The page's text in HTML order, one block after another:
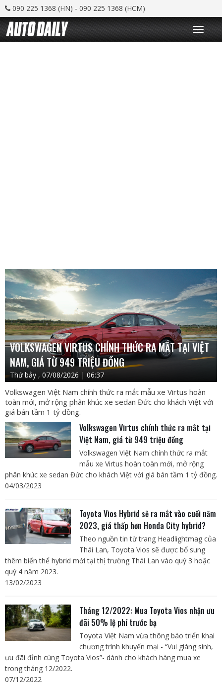
090 225 1368 (HN) - 090 225 1368 (HCM)
T
o
g
VOLKSWAGEN VIRTUS CHÍNH THỨC RA MẮT TẠI VIỆT
NAM, GIÁ TỪ 949 TRIỆU ĐỒNG
Thứ bảy , 07/08/2026 | 06:37
Volkswagen Việt Nam chính thức ra mắt mẫu xe Virtus hoàn
toàn mới, mở rộng phân khúc xe sedan Đức cho khách Việt với
giá bán tầm 1 tỷ đồng.
Volkswagen Virtus chính thức ra mắt tại
Việt Nam, giá từ 949 triệu đồng
Volkswagen Việt Nam chính thức ra mắt
mẫu xe Virtus hoàn toàn mới, mở rộng
phân khúc xe sedan Đức cho khách Việt với giá bán tầm 1 tỷ đồng.
04/03/2023
Toyota Vios Hybrid sẽ ra mắt vào cuối năm
2023, giá thấp hơn Honda City hybrid?
Theo nguồn tin từ trang Headlightmag của
Thái Lan, Toyota Vios sẽ được bổ sung
thêm biến thể hybrid mới tại thị trường Thái Lan vào quý 3 hoặc
quý 4 năm 2023.
13/02/2023
Tháng 12/2022: Mua Toyota Vios nhận ưu
đãi 50% lệ phí trước bạ
Toyota Việt Nam vừa thông báo triển khai
chương trình khuyến mại - “Vui giáng sinh,
ưu đãi đỉnh cùng Toyota Vios”- dành cho khách hàng mua xe
trong tháng 12/2022.
07/12/2022